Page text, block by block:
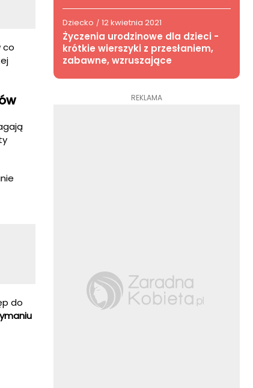
co
do
Dziecko / 12 kwietnia 2021
Życzenia urodzinowe dla dzieci -
krótkie wierszyki z przesłaniem,
zabawne, wzruszające
REKLAMA